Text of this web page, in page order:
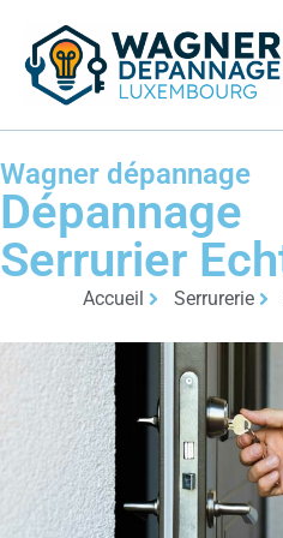
Wagner dépannage
Dépannage
Serrurier
Accueil Serrurerie